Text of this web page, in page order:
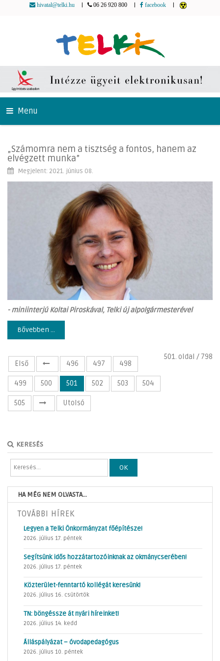
hivatal@telki.hu 06 26 920 800 facebook
Menu
„Számomra nem a tisztség a fontos, hanem az
elvégzett munka”
Megjelent: 2021. június 08.
- miniinterjú Koltai Piroskával, Telki új alpolgármesterével
Bővebben ...
501. oldal / 798
Első
496 497 498
499 500 501 502 503 504
505 Utolsó
KERESÉS
OK
HA MÉG NEM OLVASTA...
TOVÁBBI HÍREK
Legyen a Telki Önkormányzat főépítésze!
2026. július 17. péntek
Segítsünk idős hozzátartozóinknak az okmánycserében!
2026. július 17. péntek
Közterület-fenntartó kollégát keresünk!
2026. július 16. csütörtök
TN: böngéssze át nyári híreinket!
2026. július 14. kedd
Álláspályázat – óvodapedagógus
2026. július 10. péntek